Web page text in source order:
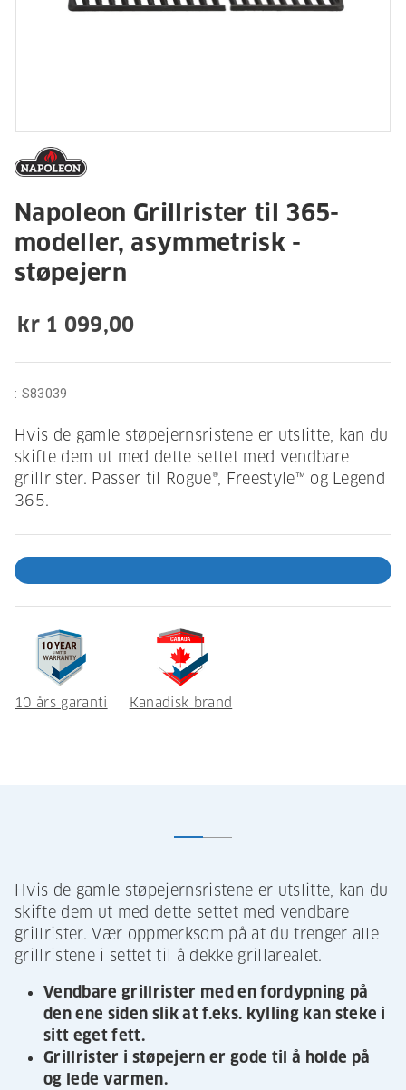
Napoleon Grillrister til 365-
modeller, asymmetrisk -
støpejern
kr 1 099,00
: S83039
Hvis de gamle støpejernsristene er utslitte, kan du
skifte dem ut med dette settet med vendbare
grillrister. Passer til Rogue®, Freestyle™ og Legend
365.
10 års garanti Kanadisk brand
Hvis de gamle støpejernsristene er utslitte, kan du
skifte dem ut med dette settet med vendbare
grillrister. Vær oppmerksom på at du trenger alle
grillristene i settet til å dekke grillarealet.
Vendbare grillrister med en fordypning på
den ene siden slik at f.eks. kylling kan steke i
sitt eget fett.
Grillrister i støpejern er gode til å holde på
og lede varmen.